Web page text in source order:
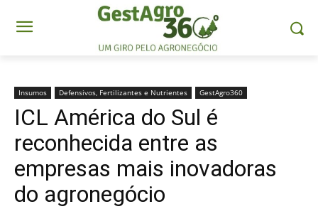
Insumos Defensivos, Fertilizantes e Nutrientes GestAgro360
ICL América do Sul é
reconhecida entre as
empresas mais inovadoras
do agronegócio